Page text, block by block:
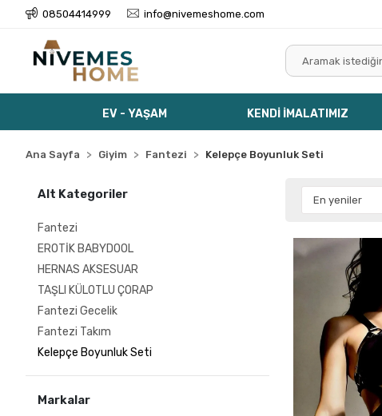
08504414999 info@nivemeshome.com
EV - YAŞAM KENDİ İMALATIMIZ
Ana Sayfa Giyim Fantezi Kelepçe Boyunluk Seti
Alt Kategoriler
Fantezi
EROTİK BABYDOOL
HERNAS AKSESUAR
TAŞLI KÜLOTLU ÇORAP
Fantezi Gecelik
Fantezi Takım
Kelepçe Boyunluk Seti
Markalar